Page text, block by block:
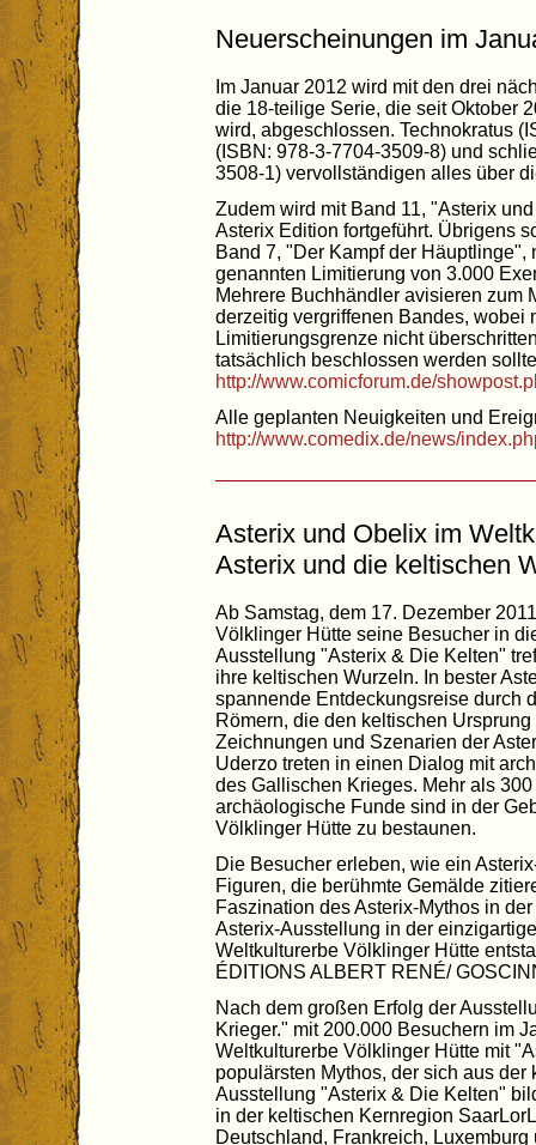
Neuerscheinungen im
Im Januar 2012 wird mit den drei
die 18-teilige Serie, die seit Oktober
wird, abgeschlossen. Technokratus
(ISBN: 978-3-7704-3509-8) und
3508-1) vervollständigen alles über
Zudem wird mit Band 11, "Asterix
Asterix Edition fortgeführt. Übrigens
Band 7, "Der Kampf der
genannten Limitierung von 3.000
Mehrere Buchhändler avisieren zum
derzeitig vergriffenen Bandes, wobei
Limitierungsgrenze nicht
tatsächlich beschlossen werden
http://www.comicforum.de/
Alle geplanten Neuigkeiten und
http://www.comedix.de/news/
Asterix und Obelix im
Asterix und die keltischen
Ab Samstag, dem 17. Dezember
Völklinger Hütte seine Besucher in
Ausstellung "Asterix & Die Kelten"
ihre keltischen Wurzeln. In bester
spannende Entdeckungsreise durch
Römern, die den keltischen
Zeichnungen und Szenarien der
Uderzo treten in einen Dialog mit
des Gallischen Krieges. Mehr als
archäologische Funde sind in der
Völklinger Hütte zu bestaunen.
Die Besucher erleben, wie ein
Figuren, die berühmte Gemälde
Faszination des Asterix-Mythos in
Asterix-Ausstellung in der
Weltkulturerbe Völklinger Hütte
ÉDITIONS ALBERT RENÉ/
Nach dem großen Erfolg der
Krieger." mit 200.000 Besuchern im
Weltkulturerbe Völklinger Hütte mit
populärsten Mythos, der sich aus
Ausstellung "Asterix & Die Kelten"
in der keltischen Kernregion
Deutschland, Frankreich,